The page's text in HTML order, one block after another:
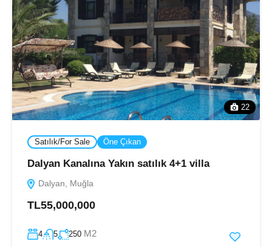
22
Satılık/For Sale Öne Çıkan
Dalyan Kanalına Yakın satılık 4+1 villa
Dalyan, Muğla
TL55,000,000
4 5 250 M2